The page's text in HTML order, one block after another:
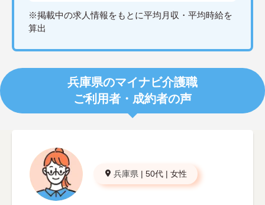
※掲載中の求人情報をもとに平均月収・平均時給を
算出
兵庫県のマイナビ介護職
ご利用者・成約者の声
兵庫県 | 50代 | 女性